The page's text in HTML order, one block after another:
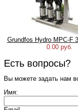
Grundfos Hydro MPC-F
0.00 руб.
Есть вопросы?
Вы можете задать нам
Имя: